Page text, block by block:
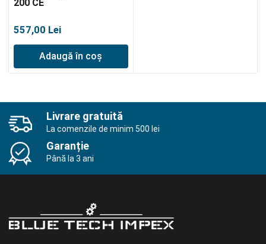
200 CE
557,00 Lei
Adaugă în coș
Livrare gratuită
La comenzile de minim 500 lei
Garanție
Până la 3 ani